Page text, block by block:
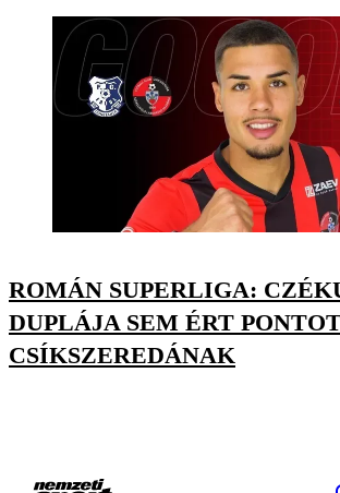
ROMÁN SUPERLIGA:
DUPLÁJA SEM ÉRT
CSÍKSZEREDÁNAK